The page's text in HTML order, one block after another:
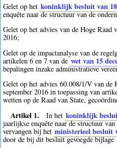
Gelet op het koninklijk besluit van
enquête naar de structuur van de
Gelet op het advies van de Hoge Raad
2016;
Gelet op de impactanalyse van de
artikelen 6 en 7 van dewet van 15
bepalingen inzake administratieve
Gelet op het advies 60.008/1/V van de
september 2016 in toepassing van
wetten op de Raad van State,
Artikel 1. In het koninklijk
jaarlijkse enquête naar de structuur
vervangen bij het ministerieel besluit
door de bij dit besluit gevoegde bijlage